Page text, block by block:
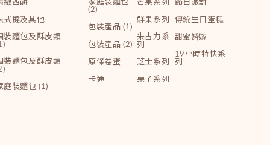
緻西餅
式撻及其他
裝麵包及酥皮類
裝麵包及酥皮類
庭裝麵包 (1)
家庭裝麵包
(2)
包裝產品 (1)
包裝產品 (2)
原條卷蛋
卡通
芒果系列
鮮果系列
朱古力系
列
芝士系列
栗子系列
節日派對
傳統生日蛋糕
甜蜜婚嫁
19小時特快系
列